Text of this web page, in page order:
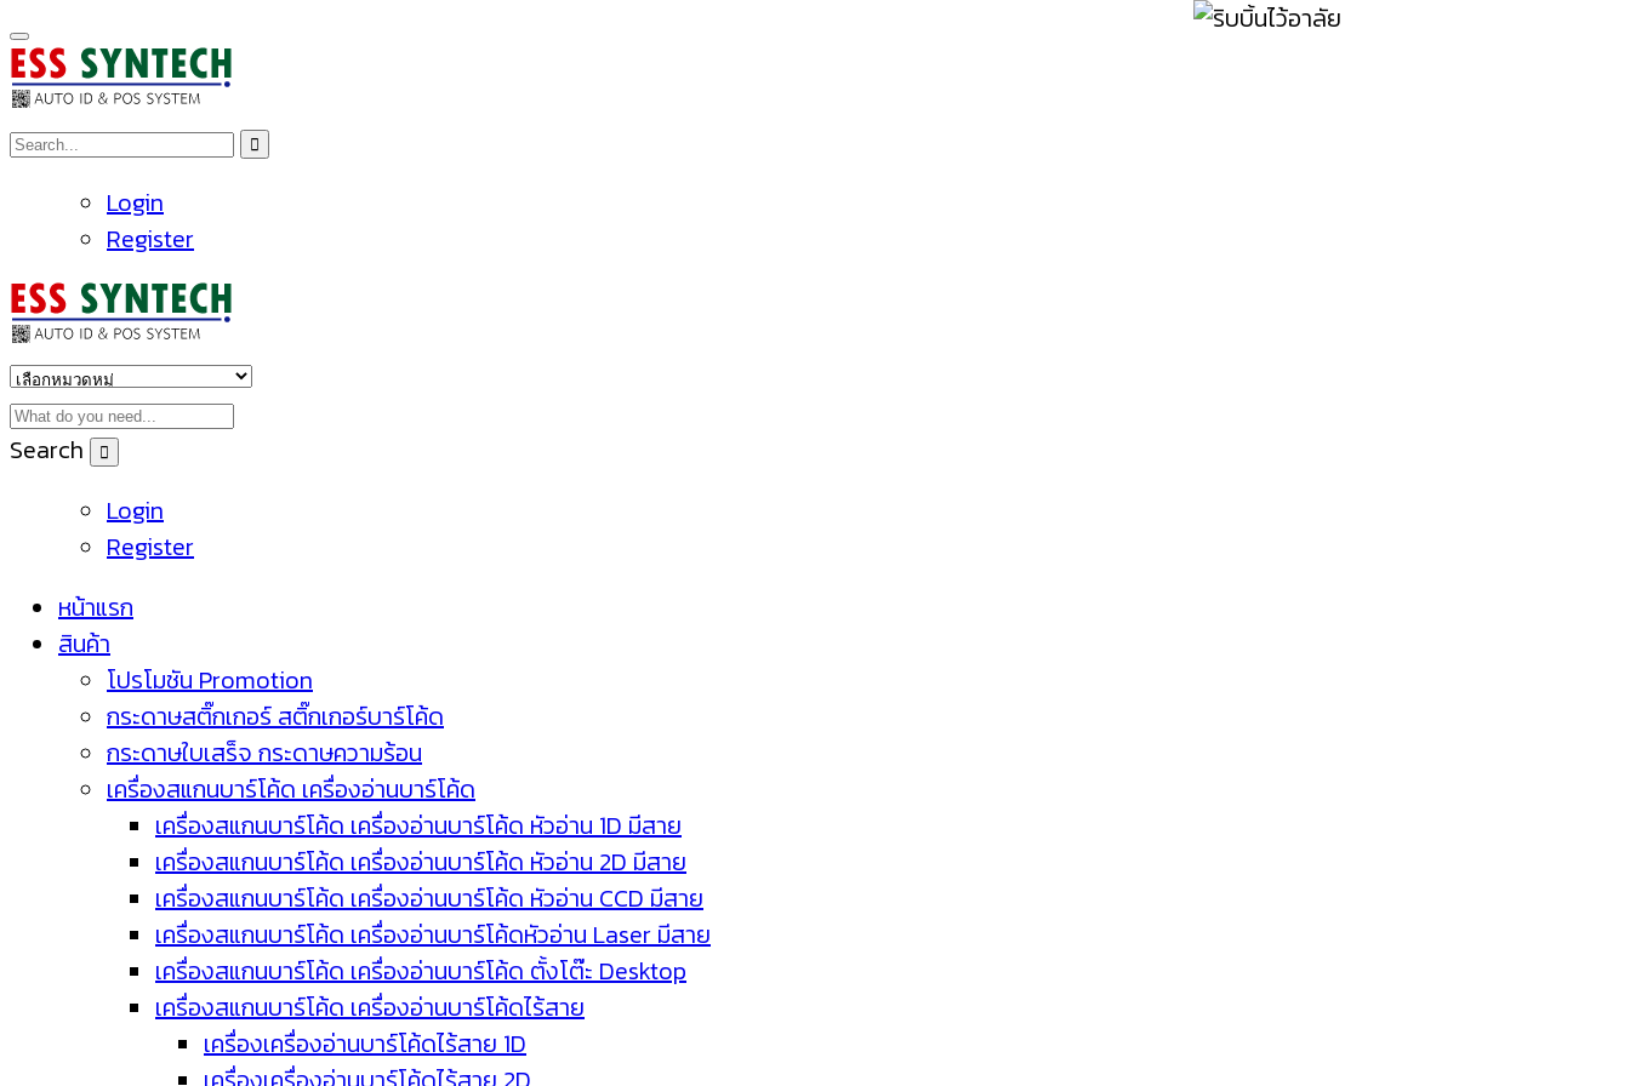
Login
Register
Search
Login
Register
หน้าแรก
สินค้า
โปรโมชัน Promotion
กระดาษสติ๊กเกอร์ สติ๊กเกอร์บาร์โค้ด
กระดาษใบเสร็จ กระดาษความร้อน
เครื่องสแกนบาร์โค้ด เครื่องอ่านบาร์โค้ด
เครื่องสแกนบาร์โค้ด เครื่องอ่านบาร์โค้ด หัวอ่าน 1D มีสาย
เครื่องสแกนบาร์โค้ด เครื่องอ่านบาร์โค้ด หัวอ่าน 2D มีสาย
เครื่องสแกนบาร์โค้ด เครื่องอ่านบาร์โค้ด หัวอ่าน CCD มีสาย
เครื่องสแกนบาร์โค้ด เครื่องอ่านบาร์โค้ดหัวอ่าน Laser มีสาย
เครื่องสแกนบาร์โค้ด เครื่องอ่านบาร์โค้ด ตั้งโต๊ะ Desktop
เครื่องสแกนบาร์โค้ด เครื่องอ่านบาร์โค้ดไร้สาย
เครื่องเครื่องอ่านบาร์โค้ดไร้สาย 1D